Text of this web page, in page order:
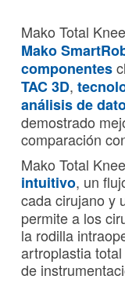
Mako Total
Mako
componentes
TAC3D,
análisis de
demostrado
comparación
Mako Total
intuitivo, un
cada cirujano y
permite a los
la rodilla
artroplastia
de